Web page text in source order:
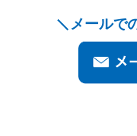
お客
よく
メールで